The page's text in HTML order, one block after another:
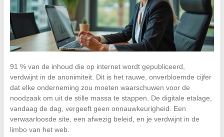
91 % van de inhoud die op internet wordt gepubliceerd,
verdwijnt in de anonimiteit. Dit is het rauwe, onverbloemde cijfer
dat elke onderneming zou moeten waarschuwen voor de
noodzaak om uit de stille massa te stappen. De digitale etalage,
vandaag de dag, vergeeft geen onnauwkeurigheid. Een
verwaarloosde site, een afwezig beleid, en je verdwijnt in de
limbo van het web.